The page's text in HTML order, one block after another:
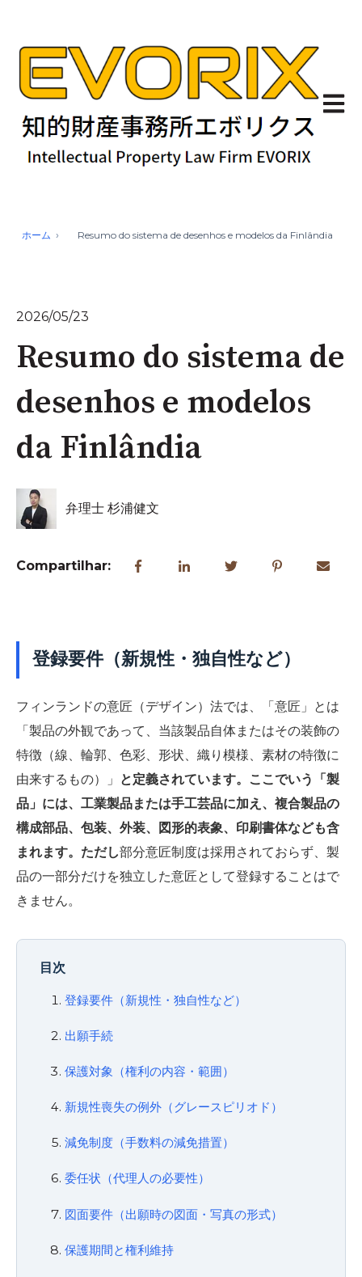
Abrir
ホーム Resumo do sistema de desenhos e modelos da Finlândia
2026/05/23
Resumo do sistema de
desenhos e modelos
da Finlândia
弁理士 杉浦健文
Compartilhar:
登録要件（新規性・独自性など）
フィンランドの意匠（デザイン）法では、「意匠」とは
「製品の外観であって、当該製品自体またはその装飾の
特徴（線、輪郭、色彩、形状、織り模様、素材の特徴に
由来するもの）」 と定義されています。ここでいう「製
品」には、工業製品または手工芸品に加え、複合製品の
構成部品、包装、外装、図形的表象、印刷書体なども含
まれます。ただし部分意匠制度は採用されておらず、製
品の一部分だけを独立した意匠として登録することはで
きません。
目次
登録要件（新規性・独自性など）
出願手続
保護対象（権利の内容・範囲）
新規性喪失の例外（グレースピリオド）
減免制度（手数料の減免措置）
委任状（代理人の必要性）
図面要件（出願時の図面・写真の形式）
保護期間と権利維持